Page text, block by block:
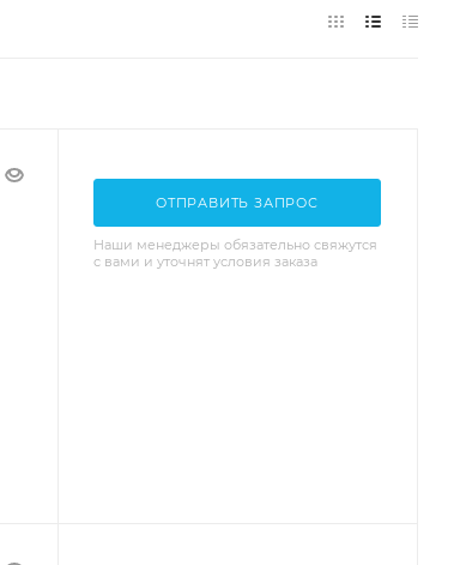
ОТПРАВИТЬ ЗАПРОС
Наши менеджеры обязательно свяжутся
с вами и уточнят условия заказа